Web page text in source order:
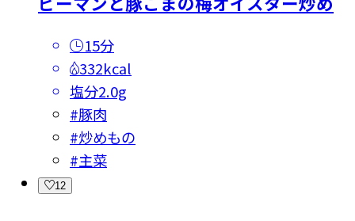
15分
332kcal
塩分2.0g
#豚肉
#炒めもの
#主菜
12